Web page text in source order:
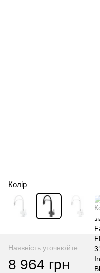
Колір
Наявність уточнюйте
8 964 грн